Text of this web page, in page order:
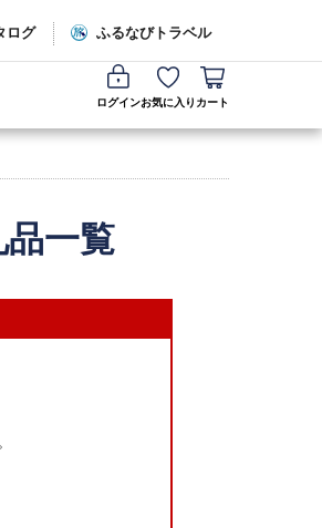
ログ ふるなびトラベル
ログインお気に入り カート
一覧